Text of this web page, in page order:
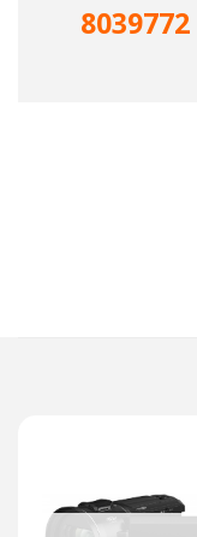
8039772